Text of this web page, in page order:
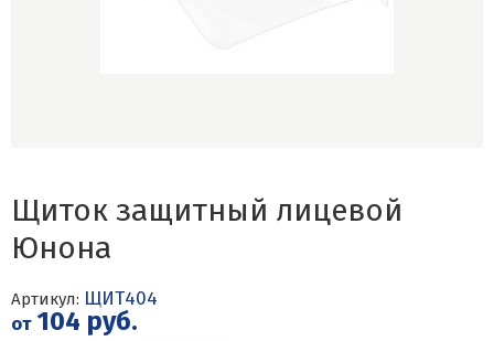
Щиток защитный лицевой
Юнона
Артикул: ЩИТ404
от104 руб.